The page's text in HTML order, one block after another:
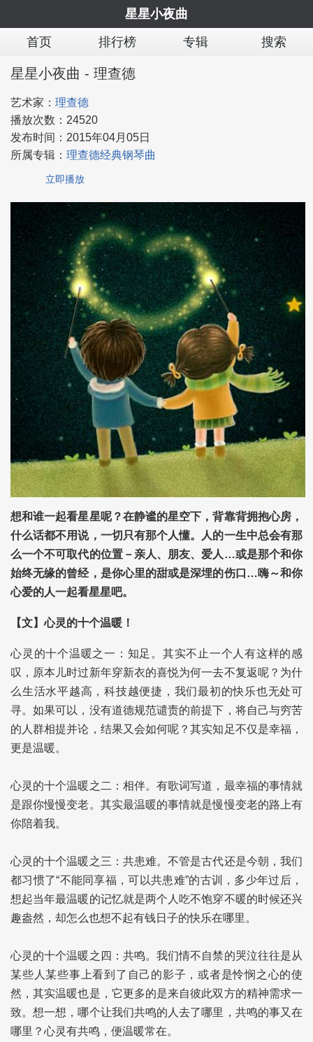
星星小夜曲
首页
排行榜 专辑 搜索
星星小夜曲 - 理查德
艺术家： 理查德
播放次数： 24520
发布时间： 2015年04月05日
所属专辑： 理查德经典钢琴曲
立即播放
想和谁一起看星星呢？在静谧的星空下，背靠背拥抱心房，
什么话都不用说，一切只有那个人懂。人的一生中总会有那
么一个不可取代的位置－亲人、朋友、爱人…或是那个和你
始终无缘的曾经，是你心里的甜或是深埋的伤口…嗨～和你
心爱的人一起看星星吧。
【文】心灵的十个温暖！
心灵的十个温暖之一：知足。其实不止一个人有这样的感
叹，原本儿时过新年穿新衣的喜悦为何一去不复返呢？为什
么生活水平越高，科技越便捷，我们最初的快乐也无处可
寻。如果可以，没有道德规范谴责的前提下，将自己与穷苦
的人群相提并论，结果又会如何呢？其实知足不仅是幸福，
更是温暖。
心灵的十个温暖之二：相伴。有歌词写道，最幸福的事情就
是跟你慢慢变老。其实最温暖的事情就是慢慢变老的路上有
你陪着我。
心灵的十个温暖之三：共患难。不管是古代还是今朝，我们
都习惯了“不能同享福，可以共患难”的古训，多少年过后，
想起当年最温暖的记忆就是两个人吃不饱穿不暖的时候还兴
趣盎然，却怎么也想不起有钱日子的快乐在哪里。
心灵的十个温暖之四：共鸣。我们情不自禁的哭泣往往是从
某些人某些事上看到了自己的影子，或者是怜悯之心的使
然，其实温暖也是，它更多的是来自彼此双方的精神需求一
致。想一想，哪个让我们共鸣的人去了哪里，共鸣的事又在
哪里？心灵有共鸣，便温暖常在。